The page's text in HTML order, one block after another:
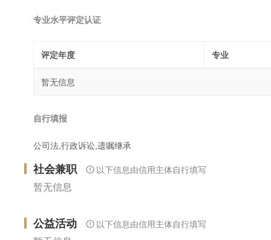
专业水平评定认证
评定年度 专业
暂无信息
自行填报
公司法,行政诉讼,遗嘱继承
社会兼职 以下信息由信用主体自行填写
暂无信息
公益活动 以下信息由信用主体自行填写